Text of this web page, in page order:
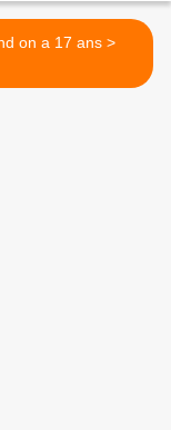
Quand on a 17 ans >